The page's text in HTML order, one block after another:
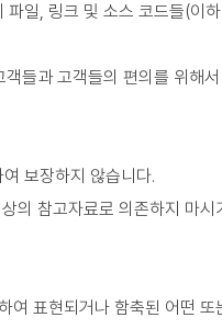
일, 링크 및 소스 코드들(이하
들과 고객들의 편의를 위해
보장하지 않습니다.
의 참고자료로 의존하지 마시
표현되거나 함축된 어떤 또